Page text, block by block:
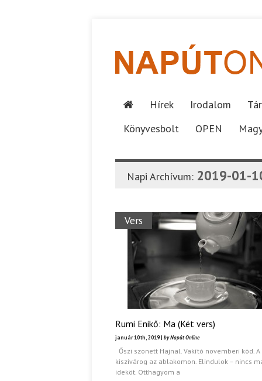
Hírek Irodalom
Könyvesbolt
OPEN
Napi Archívum: 2019-01-
Vers
Rumi Enikő: Ma (Két vers)
január 10th, 2019 | by Napút Online
Őszi szonett Hajnal. Vakító novemberi köd. A
kiszivárog az ablakomon. Elindulok – nincs
ideköt. Otthagyom a